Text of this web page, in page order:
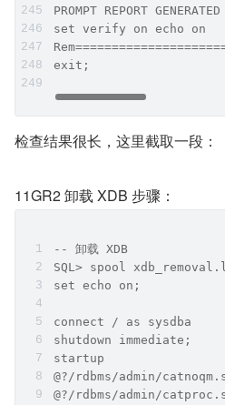
PROMPT REPORT
set verify on echo on
exit;
检查结果很长，这里截取一段：
11GR2 卸载 XDB 步骤：
-- 卸载 XDB
SQL> spool
set echo on;
connect / as sysdba
shutdown immediate;
startup
@?/rdbms/admin/
@?/rdbms/admin/